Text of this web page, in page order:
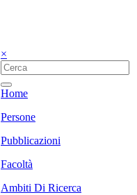
×
Home
Persone
Pubblicazioni
Facoltà
Ambiti Di Ricerca